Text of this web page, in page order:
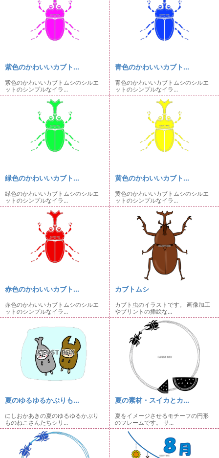
紫色のかわいいカブト...
紫色のかわいいカブトムシのシルエ
ットのシンプルなイラ...
青色のかわいいカブト...
青色のかわいいカブトムシのシルエ
ットのシンプルなイラ...
緑色のかわいいカブト...
緑色のかわいいカブトムシのシルエ
ットのシンプルなイラ...
黄色のかわいいカブト...
黄色のかわいいカブトムシのシルエ
ットのシンプルなイラ...
赤色のかわいいカブト...
赤色のかわいいカブトムシのシルエ
ットのシンプルなイラ...
カブトムシ
カブト虫のイラストです。 画像加工
やプリントの挿絵な...
夏のゆるゆるかぶりも...
にしおかあきの夏のゆるゆるかぶり
ものねこさんたちシリ...
夏の素材・スイカとカ...
夏をイメージさせるモチーフの円形
のフレームです。 サ...